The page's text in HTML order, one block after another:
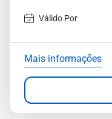
Válido Por
Mais informações